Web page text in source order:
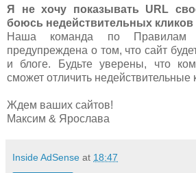
Я не хочу показывать URL
боюсь недействительных кликов
Наша команда по Правилам
предупреждена о том, что сайт
и блоге. Будьте уверены, что
сможет отличить недействительные
Ждем ваших сайтов!
Максим & Ярослава
Inside AdSense at 18:47